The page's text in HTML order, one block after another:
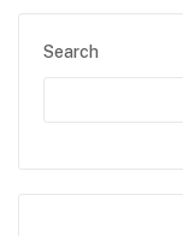
Search